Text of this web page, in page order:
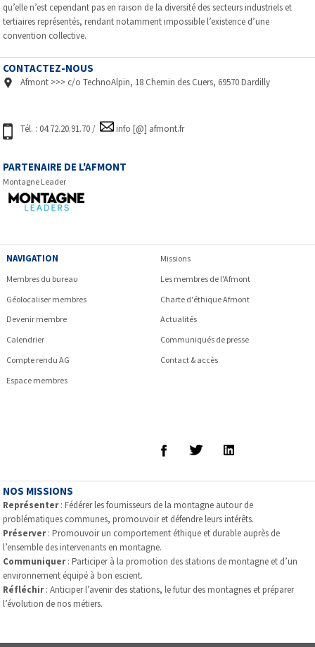
qu’elle n’est cependant pas en raison de la diversité des secteurs industriels et
tertiaires représentés, rendant notamment impossible l’existence d’une
convention collective.
CONTACTEZ-NOUS
Afmont >>> c/o TechnoAlpin, 18 Chemin des Cuers, 69570 Dardilly
Tél. : 04.72.20.91.70 / info [@] afmont.fr
PARTENAIRE DE L'AFMONT
Montagne Leader
NAVIGATION
Missions
Membres du bureau
Les membres de l'Afmont
Géolocaliser membres
Charte d'éthique Afmont
Devenir membre
Actualités
Calendrier
Communiqués de presse
Compte rendu AG
Contact & accès
Espace membres
NOS MISSIONS
Représenter: Fédérer les fournisseurs de la montagne autour de
problématiques communes, promouvoir et défendre leurs intérêts.
Préserver: Promouvoir un comportement éthique et durable auprès de
l’ensemble des intervenants en montagne.
Communiquer: Participer à la promotion des stations de montagne et d’un
environnement équipé à bon escient.
Réfléchir: Anticiper l’avenir des stations, le futur des montagnes et préparer
l’évolution de nos métiers.